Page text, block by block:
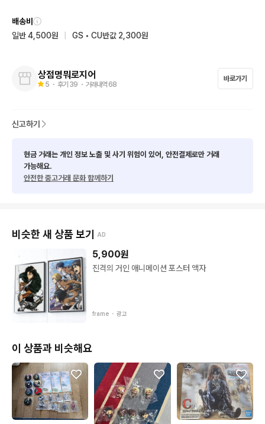
배송비
일반 4,500원
GS • CU반값 2,300원
상점명뭐로지어
5 ・ 후기 39 ・ 거래내역 68
바로가기
신고하기
현금 거래는 개인 정보 노출 및 사기 위험이 있어, 안전결제로만 거래
가능해요.
안전한 중고거래 문화 함께하기
비슷한 새 상품 보기 AD
5,900원
진격의 거인 애니메이션 포스터 액자
frame ・ 광고
이 상품과 비슷해요